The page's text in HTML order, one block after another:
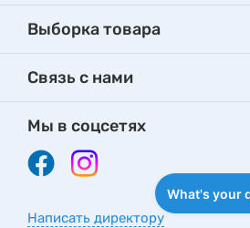
Выборка товара
Связь с нами
Мы в соцсетях
Написать директору